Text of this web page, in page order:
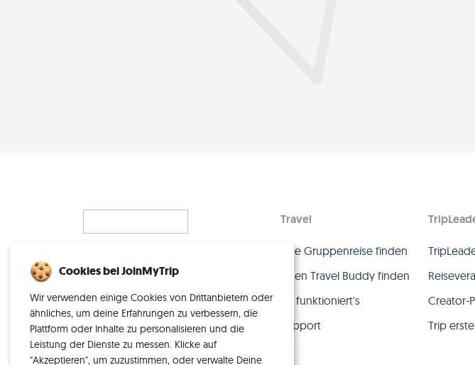
– mit der perfekten Crew.
Travel
Eine Gruppenreise finden
Einen Travel Buddy finden
So funktioniert's
Support
Creator-
Trip
Cookies bei JoinMyTrip
Wir verwenden einige Cookies von Drittanbietern oder
ähnliches, um deine Erfahrungen zu verbessern, die
Plattform oder Inhalte zu personalisieren und die
Leistung der Dienste zu messen. Klicke auf
"Akzeptieren", um zuzustimmen, oder verwalte Deine